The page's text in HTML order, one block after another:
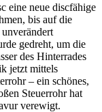
eine neue discfähige
bis auf die
gedreht, um die
des Hinterrades
jetzt mittels
– ein schönes,
Steuerrohr hat
verewigt.